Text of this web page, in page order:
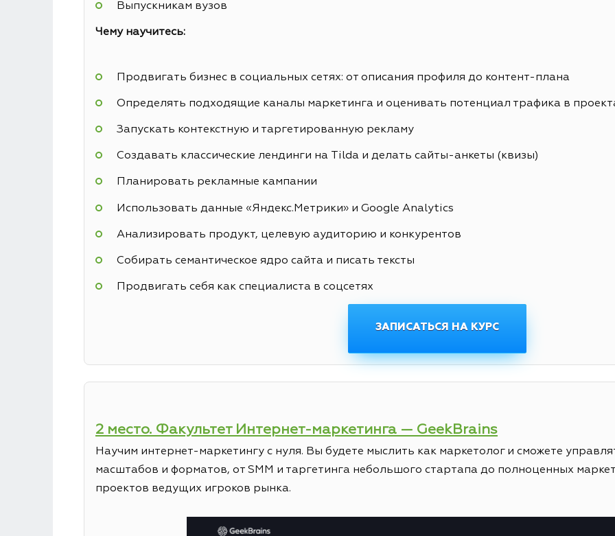
Выпускникам вузов
Чему научитесь:
Продвигать бизнес в социальных сетях: от описания профиля до контент-плана
Определять подходящие каналы маркетинга и оценивать потенциал трафика в
Запускать контекстную и таргетированную рекламу
Создавать классические лендинги на Tilda и делать сайты-анкеты (квизы)
Планировать рекламные кампании
Использовать данные «Яндекс.Метрики» и Google Analytics
Анализировать продукт, целевую аудиторию и конкурентов
Собирать семантическое ядро сайта и писать тексты
Продвигать себя как специалиста в соцсетях
ЗАПИСАТЬСЯ НА КУРС
2 место. Факультет Интернет-маркетинга — GeekBrains
Научим интернет-маркетингу с нуля. Вы будете мыслить как маркетолог и сможете
масштабов и форматов, от SMM и таргетинга небольшого стартапа до полноценных
проектов ведущих игроков рынка.